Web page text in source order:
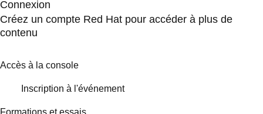
Connexion
Créez un compte Red Hat pour accéder à plus de
contenu
Accès à la console
Inscription à l'événement
Formations et essais